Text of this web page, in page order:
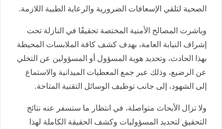
الصحية لتلقي الإسعافات الضرورية والرعاية الطبية اللازمة.
وباشرت المصالح الأمنية المختصة تحقيقًا في النازلة تحت
إشراف النيابة العامة، بهدف كشف كافة الملابسات المحيطة
بهذا الحادث، وتحديد هوية المسؤول أو المسؤولين عن التخلي
عن الرضيع، وذلك عبر جمع المعطيات الميدانية والاستماع
إلى الشهود، إلى جانب توظيف الوسائل التقنية المتاحة.
ولا تزال الأبحاث متواصلة، في انتظار ما ستسفر عنه نتائج
التحقيق لتحديد المسؤوليات وكشف الحقيقة الكاملة لهذا